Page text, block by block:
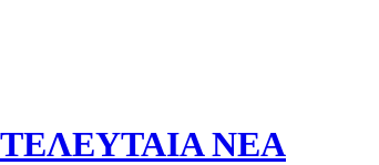
ΤΕΛΕΥΤΑΙΑ ΝΕΑ